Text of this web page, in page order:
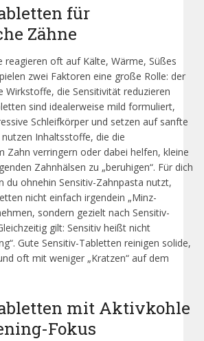
für
Zähne
reagieren oft auf Kälte, Wärme, Süßes
zwei Faktoren eine große Rolle: der
Wirkstoffe, die Sensitivität reduzieren
sind idealerweise mild formuliert,
Schleifkörper und setzen auf sanfte
Inhaltsstoffe, die die
Zahn verringern oder dabei helfen, kleine
Zahnhälsen zu „beruhigen“. Für dich
du ohnehin Sensitiv-Zahnpasta nutzt,
nicht einfach irgendein „Minz-
sondern gezielt nach Sensitiv-
gilt: Sensitiv heißt nicht
Gute Sensitiv-Tabletten reinigen solide,
oft mit weniger „Kratzen“ auf dem
mit Aktivkohle
Fokus